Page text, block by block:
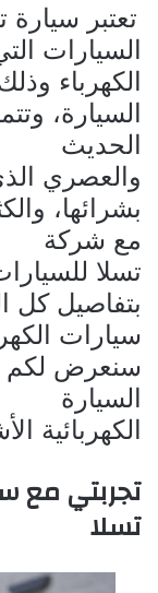
تعتبر سيارة
السيارات
الكهرباء
السيارة،
الحديث
والعصري
بشرائها،
مع شركة
تسلا
بتفاصيل كل
سيارات
سنعرض لكم
السيارة
الكهربائية
تجربتي مع
تسلا